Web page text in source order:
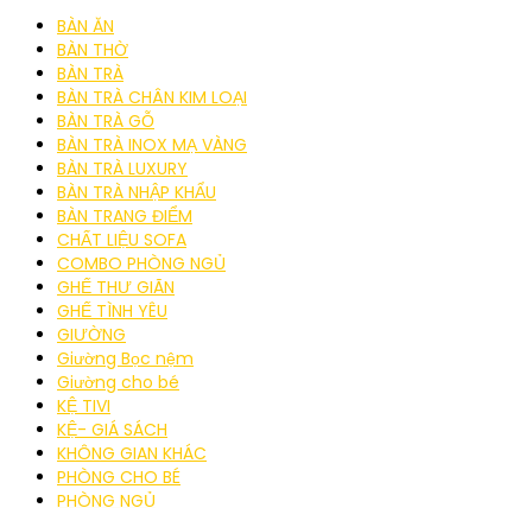
BÀN ĂN
BÀN THỜ
BÀN TRÀ
BÀN TRÀ CHÂN KIM LOẠI
BÀN TRÀ GỖ
BÀN TRÀ INOX MẠ VÀNG
BÀN TRÀ LUXURY
BÀN TRÀ NHẬP KHẨU
BÀN TRANG ĐIỂM
CHẤT LIỆU SOFA
COMBO PHÒNG NGỦ
GHẾ THƯ GIÃN
GHẾ TÌNH YÊU
GIƯỜNG
Giường Bọc nệm
Giường cho bé
KỆ TIVI
KỆ- GIÁ SÁCH
KHÔNG GIAN KHÁC
PHÒNG CHO BÉ
PHÒNG NGỦ